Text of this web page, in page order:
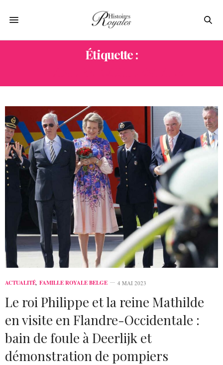
Étiquette :
ACTUALITÉ, FAMILLE ROYALE BELGE 4 MAI 2023
Le roi Philippe et la reine Mathilde
en visite en Flandre-Occidentale :
bain de foule à Deerlijk et
démonstration de pompiers